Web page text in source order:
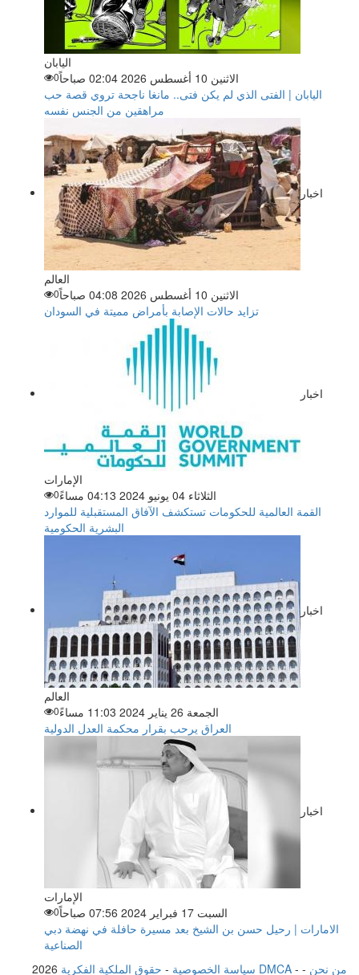
اليابان
الاثنين 10 أغسطس 2026 02:04 صباحاً
0
اليابان | الفتى الذي لم يكن فتى.. مانغا ناجحة تروي قصة حب
مراهقين من الجنس نفسه
اخبار
العالم
الاثنين 10 أغسطس 2026 04:08 صباحاً
0
تزايد حالات الإصابة بأمراض مميتة في السودان
اخبار
الإمارات
الثلاثاء 04 يونيو 2024 04:13 مساءً
0
القمة العالمية للحكومات تستكشف الآفاق المستقبلية للموارد
البشرية الحكومية
اخبار
العالم
الجمعة 26 يناير 2024 11:03 مساءً
0
العراق يرحب بقرار محكمة العدل الدولية
اخبار
الإمارات
السبت 17 فبراير 2024 07:56 صباحاً
0
الامارات | رحيل حسن بن الشيخ بعد مسيرة حافلة في نهضة دبي
الصناعية
2026
سياسة الخصوصية - حقوق الملكية الفكرية DMCA - من نحن -